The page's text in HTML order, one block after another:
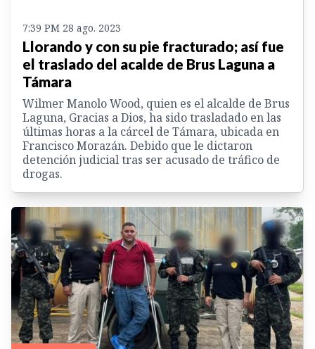
7:39 PM 28 ago. 2023
Llorando y con su pie fracturado; así fue
el traslado del acalde de Brus Laguna a
Támara
Wilmer Manolo Wood, quien es el alcalde de Brus
Laguna, Gracias a Dios, ha sido trasladado en las
últimas horas a la cárcel de Támara, ubicada en
Francisco Morazán. Debido que le dictaron
detención judicial tras ser acusado de tráfico de
drogas.